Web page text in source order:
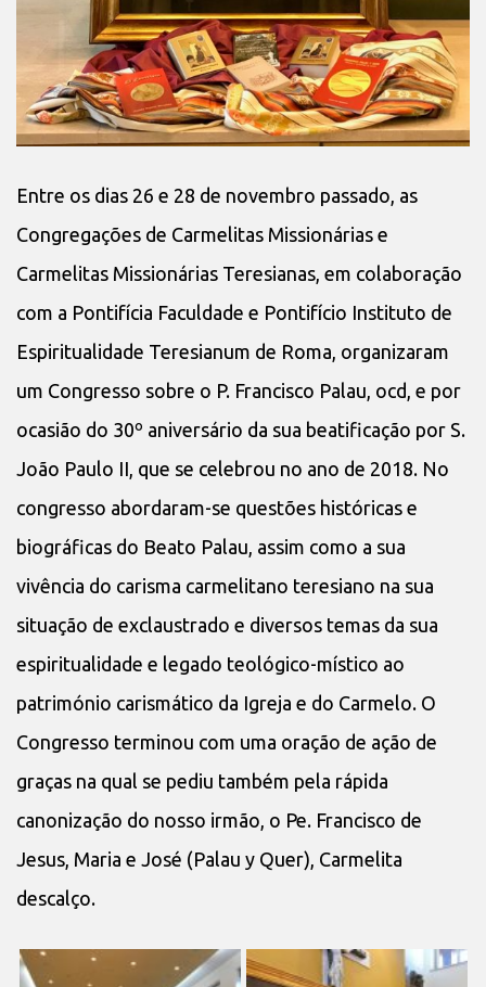
Entre os dias 26 e 28 de novembro passado, as
Congregações de Carmelitas Missionárias e
Carmelitas Missionárias Teresianas, em colaboração
com a Pontifícia Faculdade e Pontifício Instituto de
Espiritualidade Teresianum de Roma, organizaram
um Congresso sobre o P. Francisco Palau, ocd, e por
ocasião do 30º aniversário da sua beatificação por S.
João Paulo II, que se celebrou no ano de 2018. No
congresso abordaram-se questões históricas e
biográficas do Beato Palau, assim como a sua
vivência do carisma carmelitano teresiano na sua
situação de exclaustrado e diversos temas da sua
espiritualidade e legado teológico-místico ao
património carismático da Igreja e do Carmelo. O
Congresso terminou com uma oração de ação de
graças na qual se pediu também pela rápida
canonização do nosso irmão, o Pe. Francisco de
Jesus, Maria e José (Palau y Quer), Carmelita
descalço.